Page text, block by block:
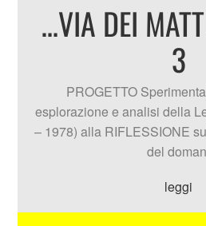
…VIA DEI
3
PROGETTO
esplorazione e analisi della
– 1978) alla RIFLESSIONE
del
leggi